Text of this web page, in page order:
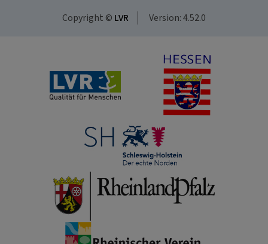
Copyright © LVR Version: 4.52.0